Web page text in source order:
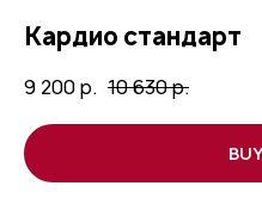
Кардио стандарт
9 200р. 10 630р.